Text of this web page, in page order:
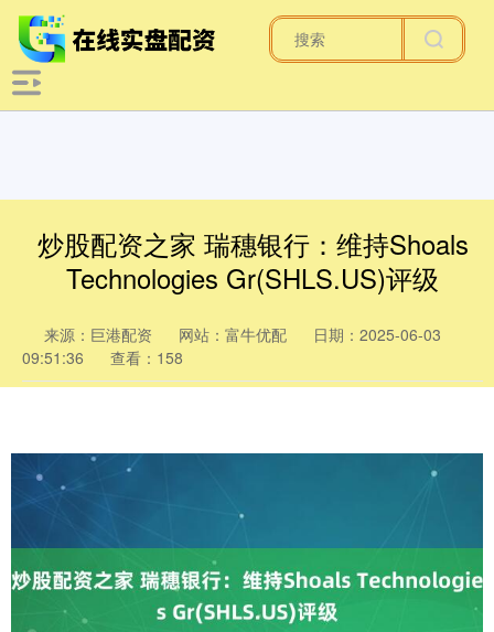
炒股配资之家 瑞穗银行：维持Shoals
Technologies Gr(SHLS.US)评级
来源：巨港配资 网站：富牛优配
日期：2025-06-03
09:51:36
查看：158